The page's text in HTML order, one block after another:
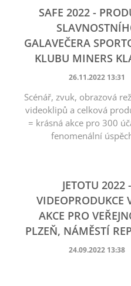
SAFE 2022 -
GALAVEČERA
KLUBU MINERS
26.11.2022 13:31
Scénář, zvuk, obrazová
videoklipů a celková
= krásná akce pro 300
fenomenální
JETOTU 2022 -
VIDEOPRODUKCE
AKCE PRO
PLZEŇ, NÁMĚSTÍ
24.09.2022 13:38